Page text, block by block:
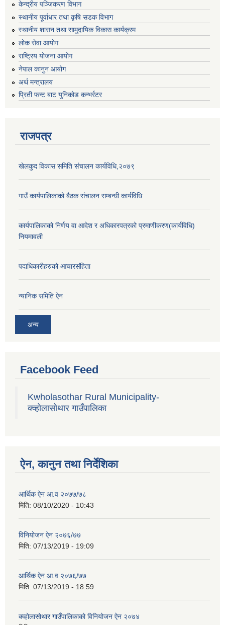
केन्द्रीय पञ्जिकरण विभाग
स्थानीय पूर्वाधार तथा कृषि सडक विभाग
स्थानीय शासन तथा सामुदायिक विकास कार्यक्रम
लोक सेवा आयोग
राष्ट्रिय योजना आयोग
नेपाल कानुन आयोग
अर्थ मन्त्रालय
प्रिती फन्ट बाट युनिकोड कन्भर्रटर
राजपत्र
खेलकुद विकास समिति संचालन कार्यविधि,२०७९
गाउँ कार्यपालिकाको बैठक संचालन सम्बन्धी कार्यविधि
कार्यपालिकाको निर्णय वा आदेश र अधिकारपत्रको प्रमाणीकरण(कार्यविधि)
नियमावली
पदाधिकारीहरुको आचारसंहिता
न्यानिक समिति ऐन
अन्य
Facebook Feed
Kwholasothar Rural Municipality-
क्व्होलासोथार गाउँपालिका
ऐन, कानुन तथा निर्देशिका
आर्थिक ऐन आ.व २०७७/७८
मिति: 08/10/2020 - 10:43
विनियोजन ऐन २०७६/७७
मिति: 07/13/2019 - 19:09
आर्थिक ऐन आ.व २०७६/७७
मिति: 07/13/2019 - 18:59
क्व्होलासोथार गाउँपालिकाको विनियोजन ऐन २०७४